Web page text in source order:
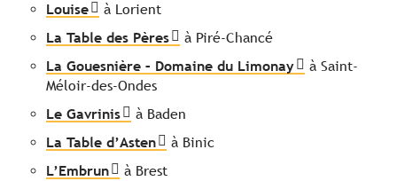
Louise
à Lorient
La Table des Pères
à Piré-Chancé
La Gouesnière – Domaine du Limonay
à Saint-
Méloir-des-Ondes
Le Gavrinis
à Baden
La Table d’Asten
à Binic
L’Embrun
à Brest